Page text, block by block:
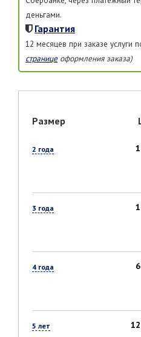
деньгами.
Гарантия
12 месяцев при заказе услуги
страницеоформления заказа)
Размер
2 года
3 года
4 года
5 лет